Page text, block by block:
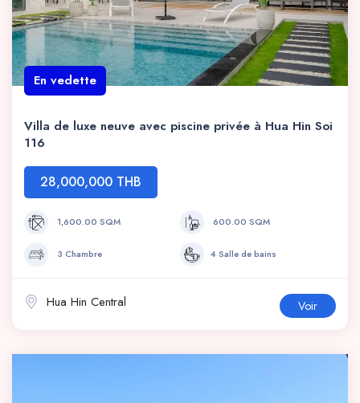
En vedette
Villa de luxe neuve avec piscine privée à Hua Hin Soi
116
28,000,000 THB
1,600.00 SQM 600.00 SQM
3 Chambre 4 Salle de bains
Hua Hin Central Voir